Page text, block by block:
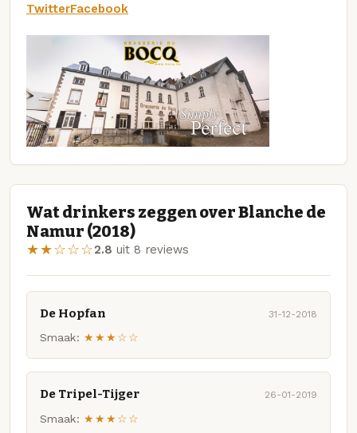
TwitterFacebook
Wat drinkers zeggen over Blanche de
Namur (2018)
★★☆☆☆2.8 uit 8 reviews
De Hopfan 31-12-2018
Smaak: ★★★☆☆
De Tripel-Tijger 26-01-2019
Smaak: ★★★☆☆